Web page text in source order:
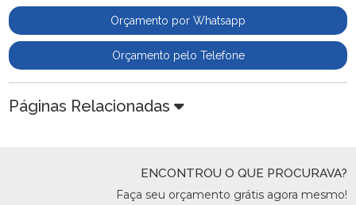
Orçamento por Whatsapp
Orçamento pelo Telefone
Páginas Relacionadas
ENCONTROU O QUE PROCURAVA?
Faça seu orçamento grátis agora mesmo!